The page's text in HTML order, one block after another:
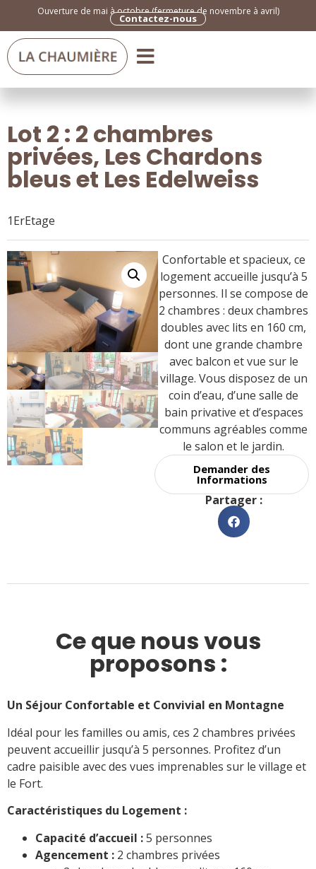
Ouverture de mai à octobre (fermeture de novembre à avril)
Contactez-nous
Lot 2 : 2 chambres
privées, Les Chardons
bleus et Les Edelweiss
1ErEtage
Confortable et spacieux, ce
logement accueille jusqu’à 5
personnes. Il se compose de
2 chambres : deux chambres
doubles avec lits en 160 cm,
dont une grande chambre
avec balcon et vue sur le
village. Vous disposez de un
coin d’eau, d’une salle de
bain privative et d’espaces
communs agréables comme
le salon et le jardin.
Demander des
Informations
Partager :
Ce que nous vous
proposons :
Un Séjour Confortable et Convivial en Montagne
Idéal pour les familles ou amis, ces 2 chambres privées
peuvent accueillir jusqu’à 5 personnes. Profitez d’un
cadre paisible avec des vues imprenables sur le village et
le Fort.
Caractéristiques du Logement :
Capacité d’accueil :5 personnes
Agencement : 2 chambres privées